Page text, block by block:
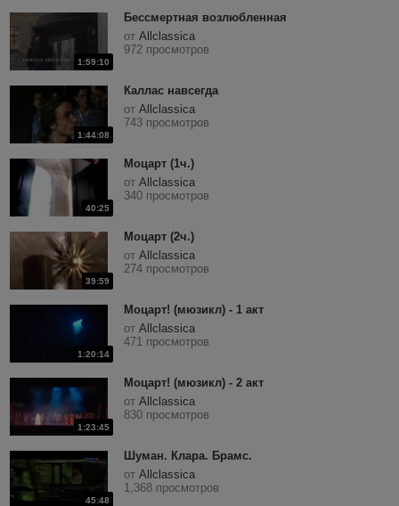
1:59:10
Бессмертная возлюбленная
от Allclassica
972 просмотров
1:44:08
Каллас навсегда
от Allclassica
743 просмотров
40:25
Моцарт (1ч.)
от Allclassica
340 просмотров
39:59
Моцарт (2ч.)
от Allclassica
274 просмотров
1:20:14
Моцарт! (мюзикл) - 1 акт
от Allclassica
471 просмотров
1:23:45
Моцарт! (мюзикл) - 2 акт
от Allclassica
830 просмотров
45:48
Шуман. Клара. Брамс.
от Allclassica
1,368 просмотров